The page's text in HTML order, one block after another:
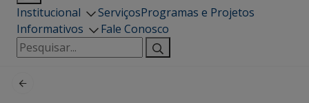
Institucional ServiçosProgramas e Projetos
Informativos
Fale Conosco
Pesquisar
por: